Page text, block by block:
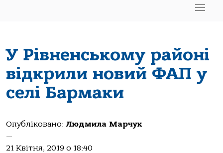
У Рівненському районі
відкрили новий ФАП у
селі Бармаки
Опубліковано: Людмила Марчук
—
21 Квітня, 2019 о 18:40